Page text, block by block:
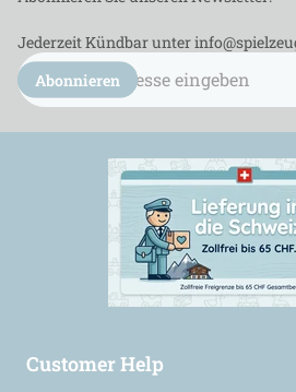
Jederzeit Kündbar unter
E-
Mail
Adresse
Abonnieren
Customer Help